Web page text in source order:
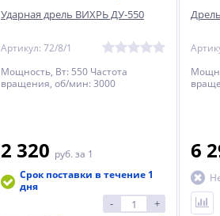
Ударная дрель ВИХРЬ ДУ-550
Артикул: 72/8/1
Мощность, Вт: 550 Частота
вращения, об/мин: 3000
2 320 руб. за 1
Срок поставки в течение 1
дня
- +
6